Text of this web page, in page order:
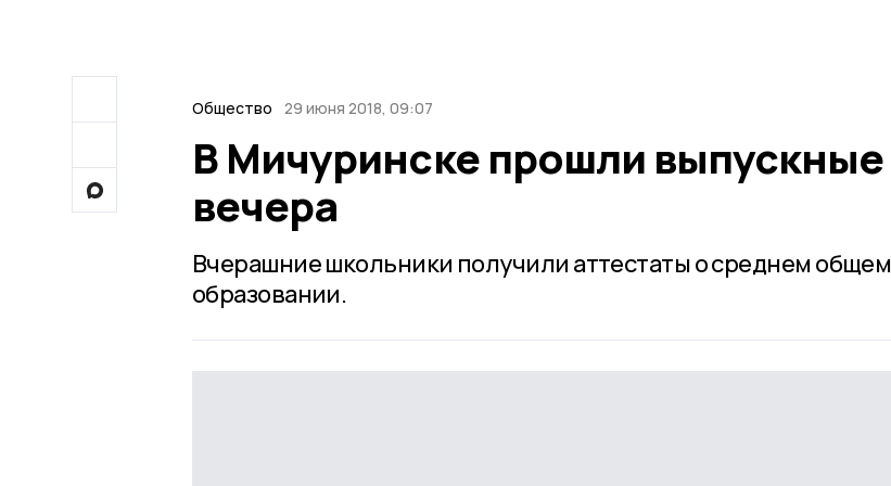
Общество 29 июня 2018, 09:07
В Мичуринске прошли выпускные
вечера
Вчерашние школьники получили аттестаты о среднем общем
образовании.